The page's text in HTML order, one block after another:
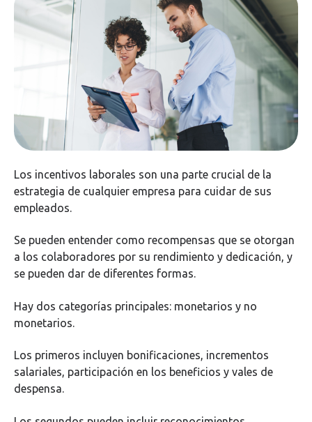
Los incentivos laborales son una parte crucial de la
estrategia de cualquier empresa para cuidar de sus
empleados.
Se pueden entender como recompensas que se otorgan
a los colaboradores por su rendimiento y dedicación, y
se pueden dar de diferentes formas.
Hay dos categorías principales: monetarios y no
monetarios.
Los primeros incluyen bonificaciones, incrementos
salariales, participación en los beneficios y vales de
despensa.